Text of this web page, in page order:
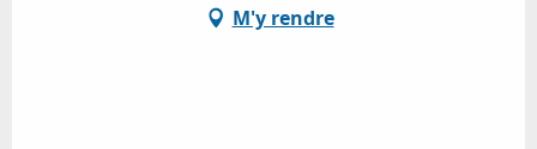
M'y rendre